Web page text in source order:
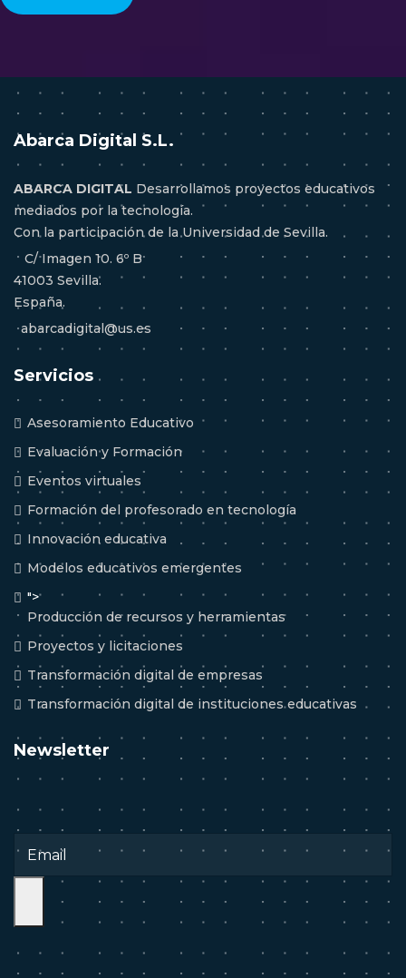
Abarca Digital S.L.
ABARCA DIGITAL Desarrollamos proyectos educativos
mediados por la tecnología.
Con la participación de la Universidad de Sevilla.
C/ Imagen 10. 6º B
41003 Sevilla.
España.
abarcadigital@us.es
Servicios
Asesoramiento Educativo
Evaluación y Formación
Eventos virtuales
Formación del profesorado en tecnología
Innovación educativa
Modelos educativos emergentes
">
Producción de recursos y herramientas
Proyectos y licitaciones
Transformación digital de empresas
Transformación digital de instituciones educativas
Newsletter